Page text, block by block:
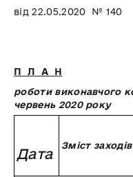
від 22.05.2020 № 140
П Л А Н
роботи виконавчого
червень 2020 року
Дата
Зміст заходів